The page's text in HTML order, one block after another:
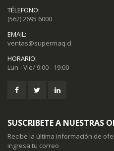
TÉLEFONO:
(562) 2695 6000
EMAIL:
ventas@supermaq.cl
HORARIO:
Lun - Vie/ 9:00 - 19:00
SUSCRIBETE A NUESTRAS
Recibe la última información de
ingresa tu correo